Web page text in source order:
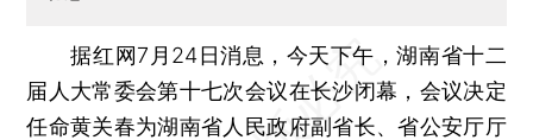
据红网7月24日消息，今天下午，湖南省十二
届人大常委会第十七次会议在长沙闭幕，会议决定
任命黄关春为湖南省人民政府副省长、省公安厅厅